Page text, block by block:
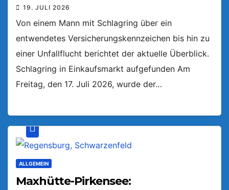
19. JULI 2026
Von einem Mann mit Schlagring über ein
entwendetes Versicherungskennzeichen bis hin zu
einer Unfallflucht berichtet der aktuelle Überblick.
Schlagring in Einkaufsmarkt aufgefunden Am
Freitag, den 17. Juli 2026, wurde der…
ALLGEMEIN
Maxhütte-Pirkensee: